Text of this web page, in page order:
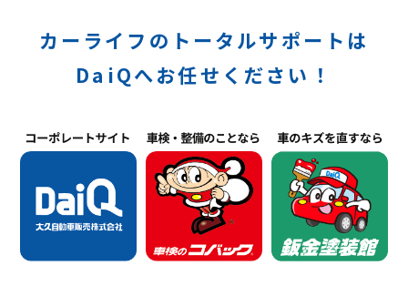
カーライフのトータルサポートは
DaiQへお任せください！